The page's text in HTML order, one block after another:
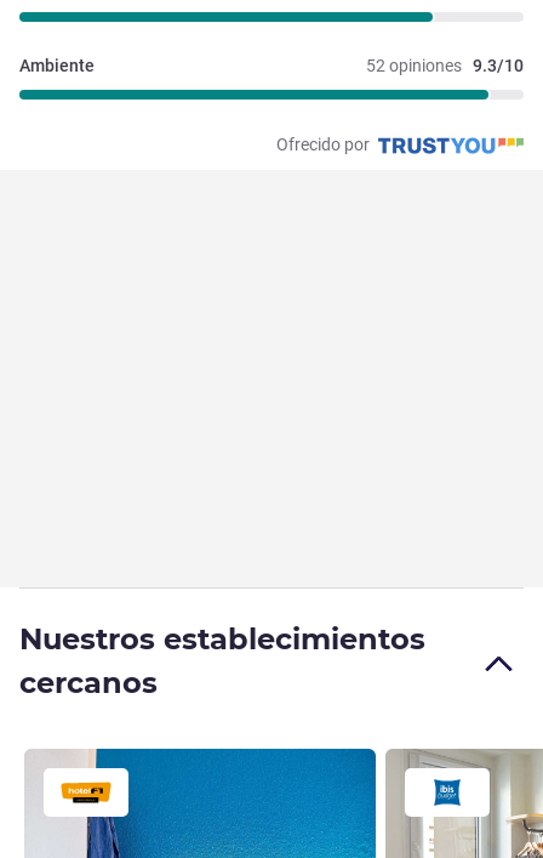
52 opiniones 9.3/10
Ambiente
Ofrecido por
Nuestros establecimientos
cercanos